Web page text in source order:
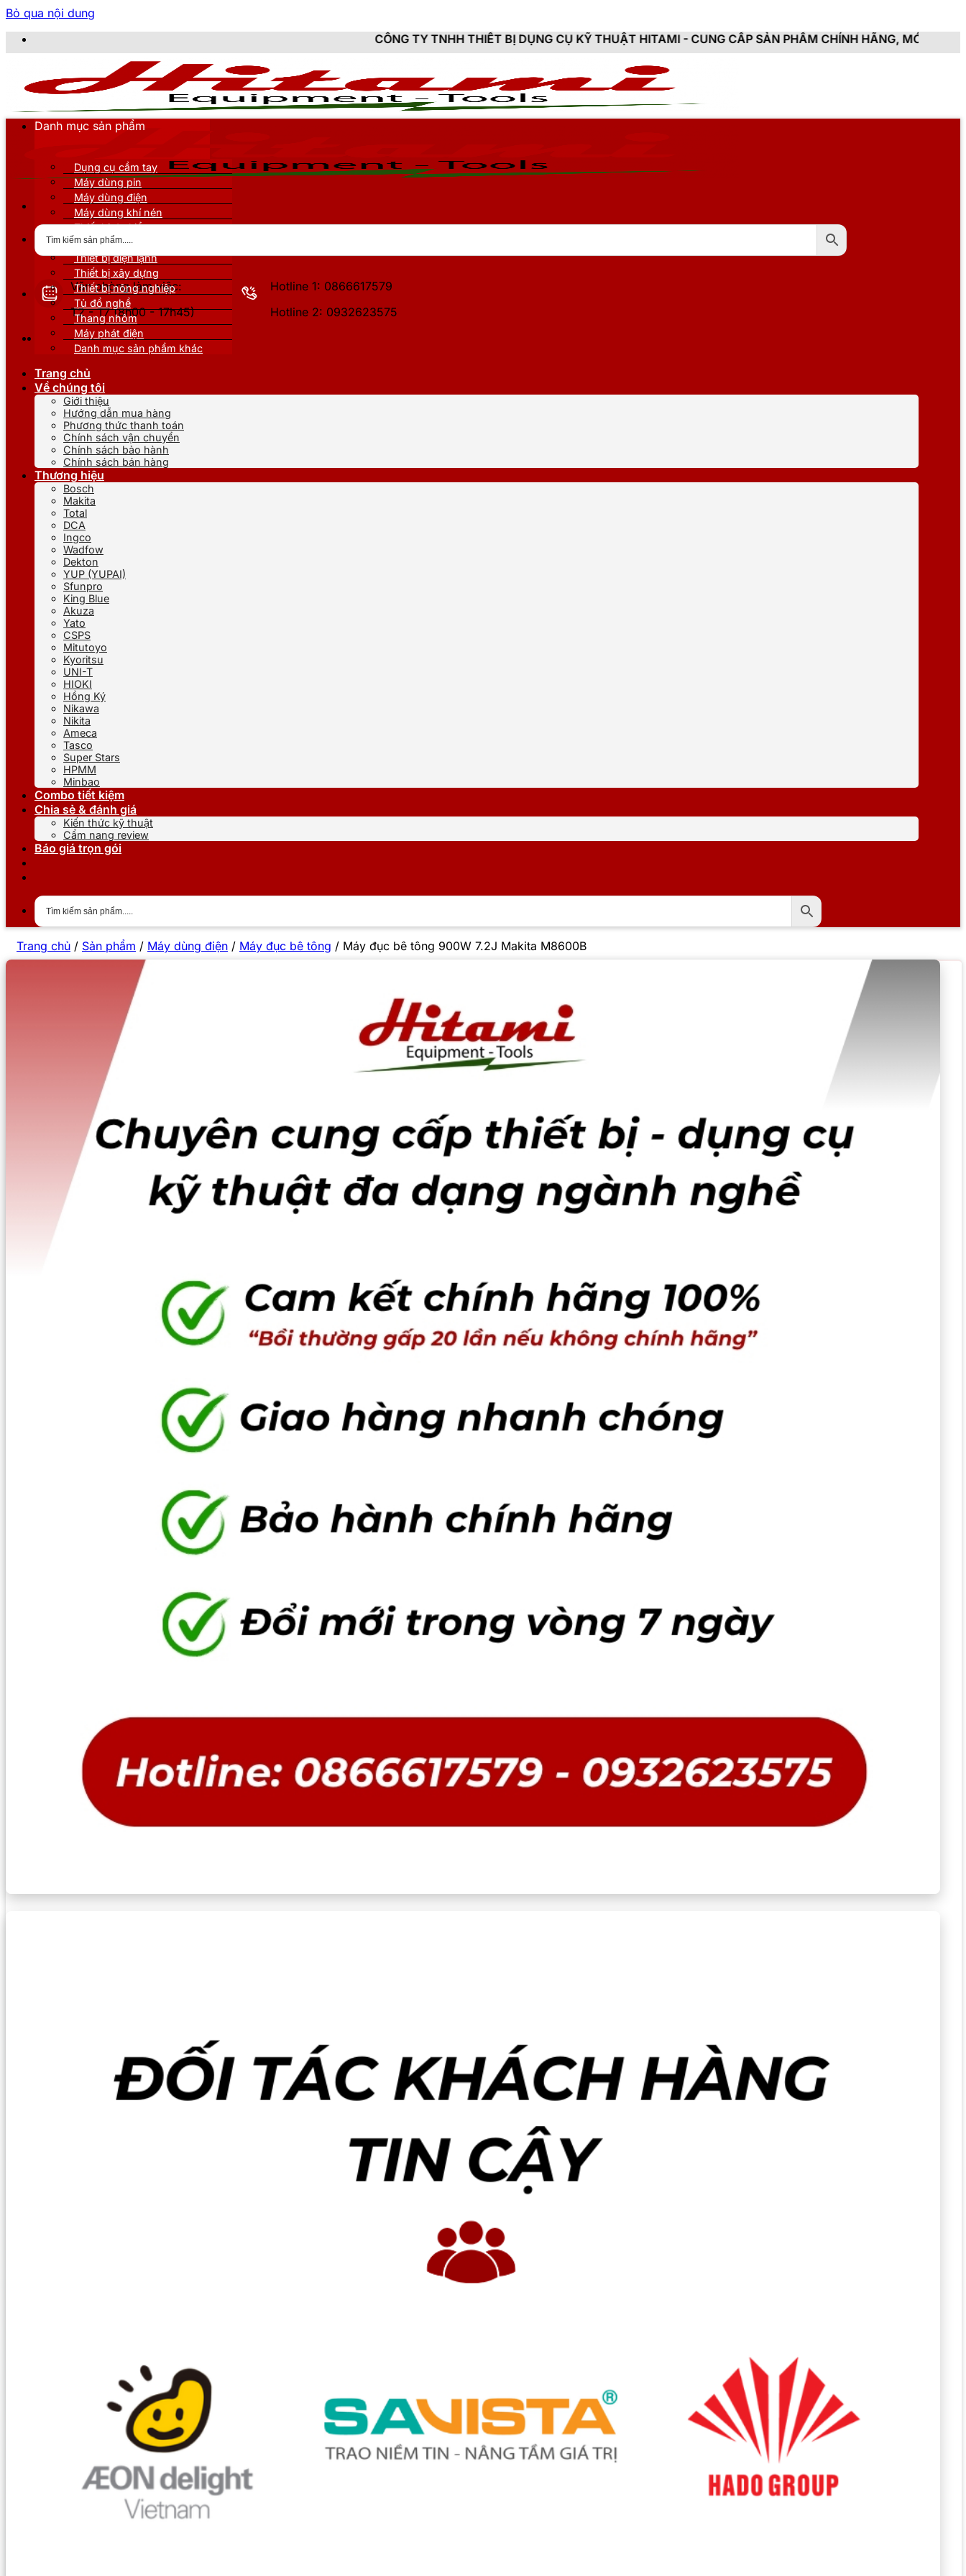
Bỏ qua nội dung
CÔNG TY TNHH THIẾT BỊ DỤNG CỤ KỸ THUẬT HITAMI - CUNG CẤP SẢN PHẨM CHÍNH HÃNG, MỚI 100%, ĐẦY ĐỦ
Văn phòng làm việc:
T2 - T7 (8h00 - 17h45)
Hotline 1: 0866617579
Hotline 2: 0932623575
Danh mục sản phẩm
Dụng cụ cầm tay
Máy dùng pin
Máy dùng điện
Máy dùng khí nén
Thiết bị đo kiểm
Thiết bị nâng đỡ
Thiết bị điện lạnh
Thiết bị xây dựng
Thiết bị nông nghiệp
Tủ đồ nghề
Thang nhôm
Máy phát điện
Danh mục sản phẩm khác
Trang chủ
Về chúng tôi
Giới thiệu
Hướng dẫn mua hàng
Phương thức thanh toán
Chính sách vận chuyển
Chính sách bảo hành
Chính sách bán hàng
Thương hiệu
Bosch
Makita
Total
DCA
Ingco
Wadfow
Dekton
YUP (YUPAI)
Sfunpro
King Blue
Akuza
Yato
CSPS
Mitutoyo
Kyoritsu
UNI-T
HIOKI
Hồng Ký
Nikawa
Nikita
Ameca
Tasco
Super Stars
HPMM
Minbao
Combo tiết kiệm
Chia sẻ & đánh giá
Kiến thức kỹ thuật
Cẩm nang review
Báo giá trọn gói
Trang chủ / Sản phẩm / Máy dùng điện / Máy đục bê tông / Máy đục bê tông 900W 7.2J Makita M8600B